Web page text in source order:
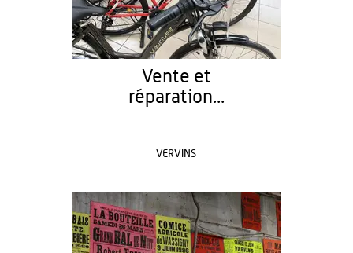
Vente et
réparation...
VERVINS